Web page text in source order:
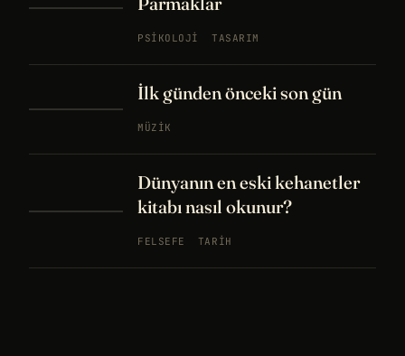
PSIKOLOJI TASARIM
İlk günden önceki son gün
MÜZIK
Dünyanın en eski kehanetler
kitabı nasıl okunur?
FELSEFE TARIH